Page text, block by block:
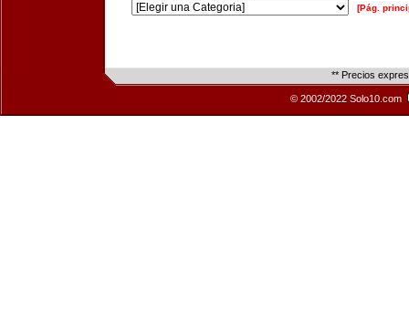
[Pág.
** Precios
© 2002/2022 Solo10.com